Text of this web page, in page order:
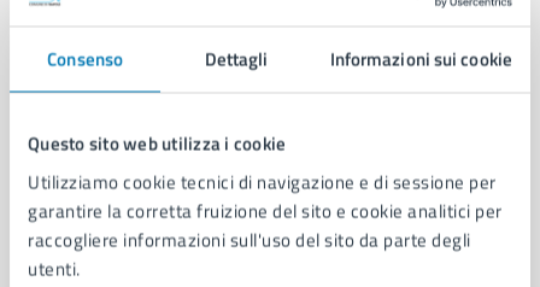
Consenso Dettagli Informazioni sui cookie
Questo sito web utilizza i cookie
Utilizziamo cookie tecnici di navigazione e di sessione per
garantire la corretta fruizione del sito e cookie analitici per
raccogliere informazioni sull'uso del sito da parte degli
utenti.
Comune di Napoli
AMMINISTRAZIONE
Aree amministrative
Organi di governo
Municipalità